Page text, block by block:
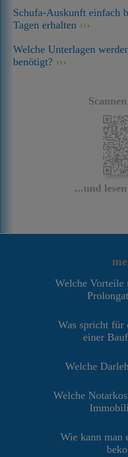
Schufa-Auskunft einfach
Tagen erhalten
Welche Unterlagen
benötigt?
...und
Welche Vorteile
Was spricht für
einer
Welche
Welche
Wie kann man